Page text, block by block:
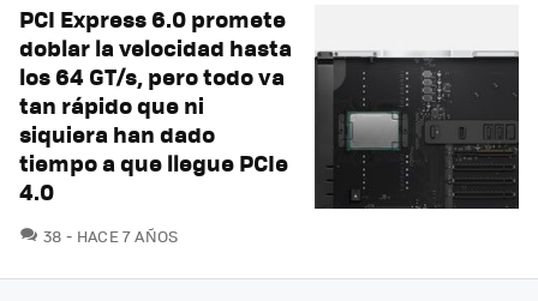
PCI Express 6.0 promete
doblar la velocidad hasta
los 64 GT/s, pero todo va
tan rápido que ni
siquiera han dado
tiempo a que llegue PCIe
4.0
38 COMENTARIOS
HACE 7 AÑOS